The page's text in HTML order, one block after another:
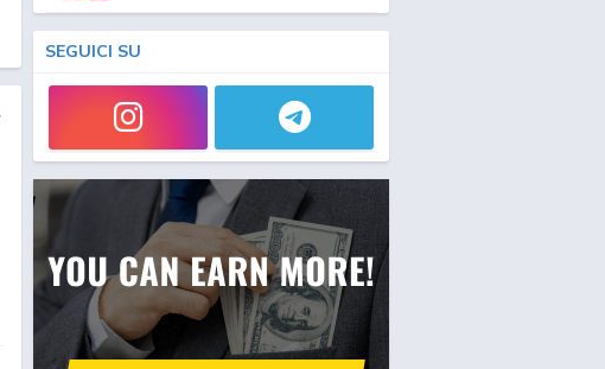
SEGUICI SU